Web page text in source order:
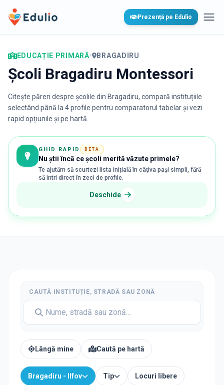
Edulio Prezență pe Edulio
EDUCAȚIE PRIMARĂ• BRAGADIRU
Școli Bragadiru Montessori
Citește păreri despre școlile din Bragadiru, compară instituțiile
selectând până la 4 profile pentru comparatorul tabelar și vezi
rapid opțiunile și pe hartă.
GHID RAPID BETA
Nu știi încă ce școli merită văzute primele?
Te ajutăm să scurtezi lista inițială în câțiva pași simpli, fără
să intri direct în zeci de profile.
Deschide
CAUTĂ INSTITUȚIE, STRADĂ SAU ZONĂ
Lângă mine Caută pe hartă
Bragadiru - Ilfov Tip Locuri libere